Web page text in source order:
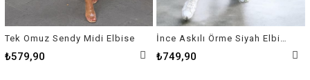
Tek Omuz Sendy Midi Elbise
₺579,90
İnce Askılı Örme Siyah Elbise
₺749,90